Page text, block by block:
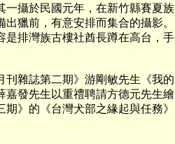
一攝於民國元年，在新竹縣賽夏族
獵前，有意安排而集合的攝影。
是排灣族古樓社酋長蹲在高台，手
雜誌第二期》游剛敏先生《我的
嘉發先生以重禮聘請方德元先生繪
》的《台灣犬部之緣起與任務》